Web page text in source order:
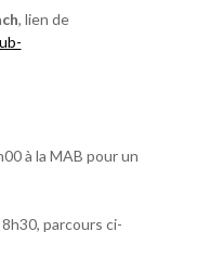
, lien de
à la MAB pour un
parcours ci-